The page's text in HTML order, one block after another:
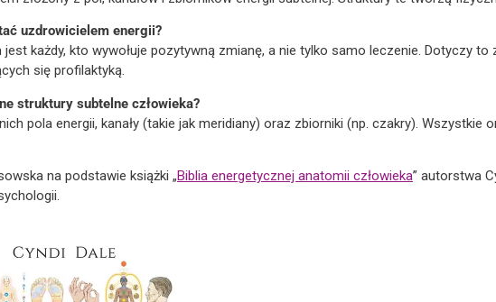
uzdrowicielem energii?
jest każdy, kto wywołuje pozytywną zmianę, a nie tylko samo leczenie. Dotyczy
się profilaktyką.
struktury subtelne człowieka?
pola energii, kanały (takie jak meridiany) oraz zbiorniki (np. czakry). Wszystkie
na podstawie książki „Biblia energetycznej anatomii człowieka” autorstwa